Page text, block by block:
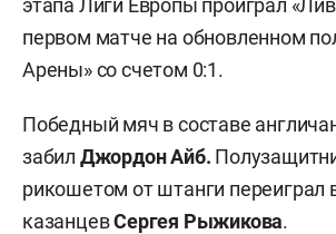
этапа Лиги Европы проиграл
первом матче на обновленном
Арены» со счетом 0:1.
Победный мяч в составе
забил Джордон Айб.
рикошетом от штанги переиграл
казанцевСергея Рыжикова.